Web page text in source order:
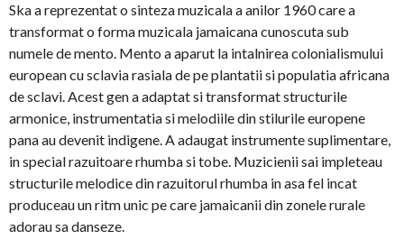
Ska a reprezentat o sinteza muzicala a anilor 1960 care a
transformat o forma muzicala jamaicana cunoscuta sub
numele de mento. Mento a aparut la intalnirea colonialismului
european cu sclavia rasiala de pe plantatii si populatia africana
de sclavi. Acest gen a adaptat si transformat structurile
armonice, instrumentatia si melodiile din stilurile europene
pana au devenit indigene. A adaugat instrumente suplimentare,
in special razuitoare rhumba si tobe. Muzicienii sai impleteau
structurile melodice din razuitorul rhumba in asa fel incat
produceau un ritm unic pe care jamaicanii din zonele rurale
adorau sa danseze.